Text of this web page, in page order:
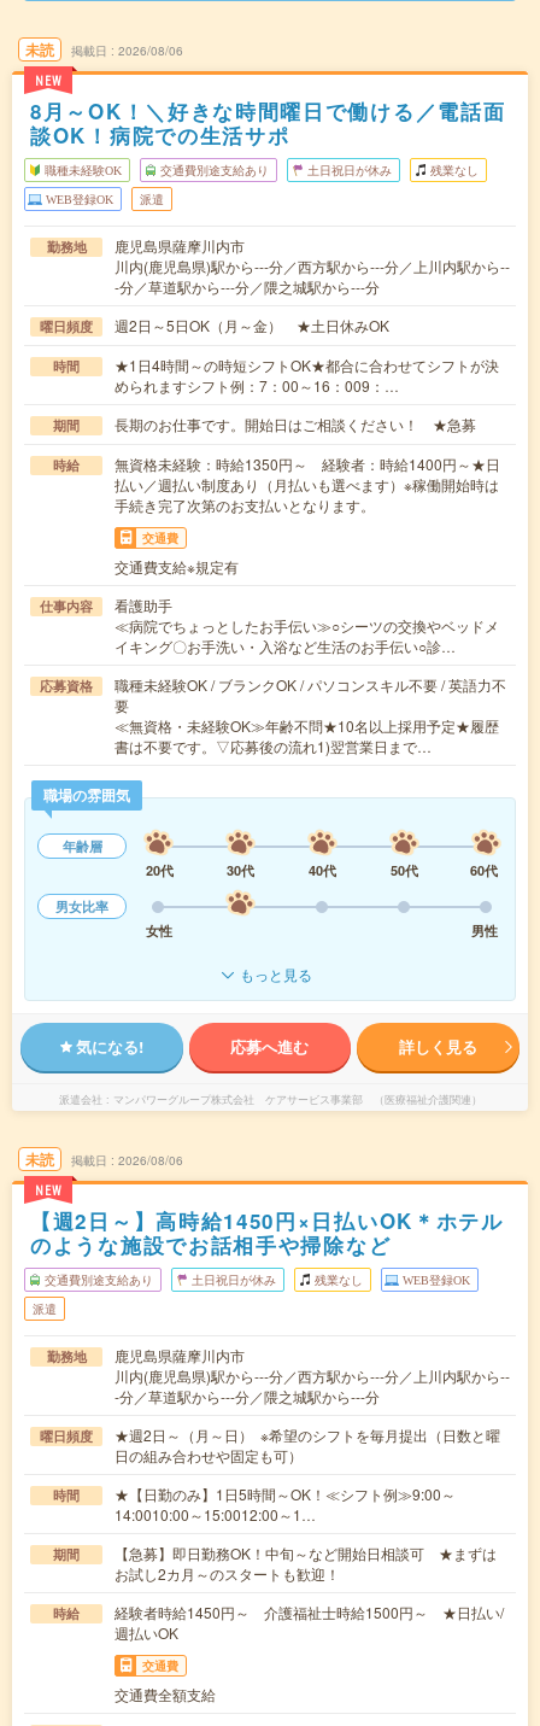
未読
NEW
掲載日 2026/08/06
8月～OK！＼好きな時間曜日で働ける／電話面
談OK！病院での生活サポ
職種未経験OK 交通費別途支給あり 土日祝日が休み 残業なし
WEB登録OK 派遣
勤務地
鹿児島県薩摩川内市
川内(鹿児島県)駅から---分／西方駅から---分／上川内駅から--
-分／草道駅から---分／隈之城駅から---分
曜日頻度 週2日～5日OK（月～金） ★土日休みOK
時間
★1日4時間～の時短シフトOK★都合に合わせてシフトが決
められますシフト例：7：00～16：009：…
期間 長期のお仕事です。開始日はご相談ください！ ★急募
時給
無資格未経験：時給1350円～ 経験者：時給1400円～★日
払い／週払い制度あり（月払いも選べます）※稼働開始時は
手続き完了次第のお支払いとなります。
交通費
交通費支給※規定有
仕事内容
看護助手
≪病院でちょっとしたお手伝い≫○シーツの交換やベッドメ
イキング〇お手洗い・入浴など生活のお手伝い○診…
応募資格
職種未経験OK / ブランクOK / パソコンスキル不要 / 英語力不
要
≪無資格・未経験OK≫年齢不問★10名以上採用予定★履歴
書は不要です。▽応募後の流れ1)翌営業日まで…
職場の雰囲気
年齢層
20代
30代 40代 50代
60代
男女比率
女性
男性
もっと見る
気になる! 応募へ進む 詳しく見る
派遣会社 マンパワーグループ株式会社 ケアサービス事業部 （医療福祉介護関連）
未読
NEW
掲載日 2026/08/06
【週2日～】高時給1450円×日払いOK＊ホテル
のような施設でお話相手や掃除など
交通費別途支給あり 土日祝日が休み 残業なし WEB登録OK
派遣
勤務地
鹿児島県薩摩川内市
川内(鹿児島県)駅から---分／西方駅から---分／上川内駅から--
-分／草道駅から---分／隈之城駅から---分
曜日頻度
★週2日～（月～日） ※希望のシフトを毎月提出（日数と曜
日の組み合わせや固定も可）
時間
★【日勤のみ】1日5時間～OK！≪シフト例≫9:00～
14:0010:00～15:0012:00～1…
期間
【急募】即日勤務OK！中旬～など開始日相談可 ★まずは
お試し2カ月～のスタートも歓迎！
時給
経験者時給1450円～ 介護福祉士時給1500円～ ★日払い/
週払いOK
交通費
交通費全額支給